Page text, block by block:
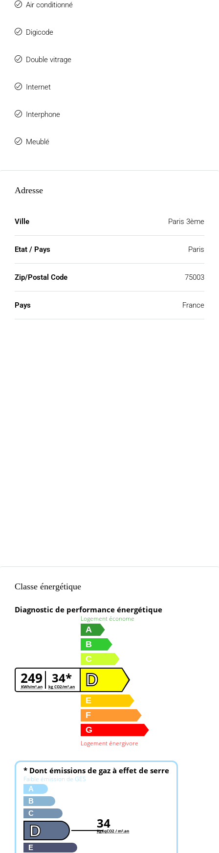
Air conditionné
Digicode
Double vitrage
Internet
Interphone
Meublé
Adresse
Ville Paris 3ème
Etat / Pays Paris
Zip/Postal Code 75003
Pays France
Classe énergétique
Diagnostic de performance énergétique
249
KWh/m².an
34*
kg CO2/m².an
Logement économe
A
B
C
D
E
F
G
Logement énergivore
* Dont émissions de gaz à effet de serre
Faible émission de GES
A
B
C
D
E
34
KgéqCO2 / m².an